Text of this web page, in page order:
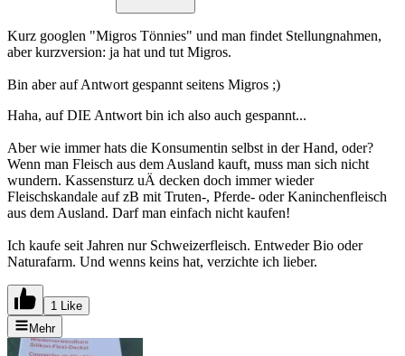
Kurz googlen "Migros Tönnies" und man findet Stellungnahmen,
aber kurzversion: ja hat und tut Migros.
Bin aber auf Antwort gespannt seitens Migros ;)
Haha, auf DIE Antwort bin ich also auch gespannt...
Aber wie immer hats die Konsumentin selbst in der Hand, oder?
Wenn man Fleisch aus dem Ausland kauft, muss man sich nicht
wundern. Kassensturz uÄ decken doch immer wieder
Fleischskandale auf zB mit Truten-, Pferde- oder Kaninchenfleisch
aus dem Ausland. Darf man einfach nicht kaufen!
Ich kaufe seit Jahren nur Schweizerfleisch. Entweder Bio oder
Naturafarm. Und wenns keins hat, verzichte ich lieber.
1 Like
Mehr